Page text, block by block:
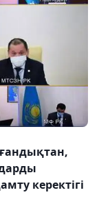
керектігі